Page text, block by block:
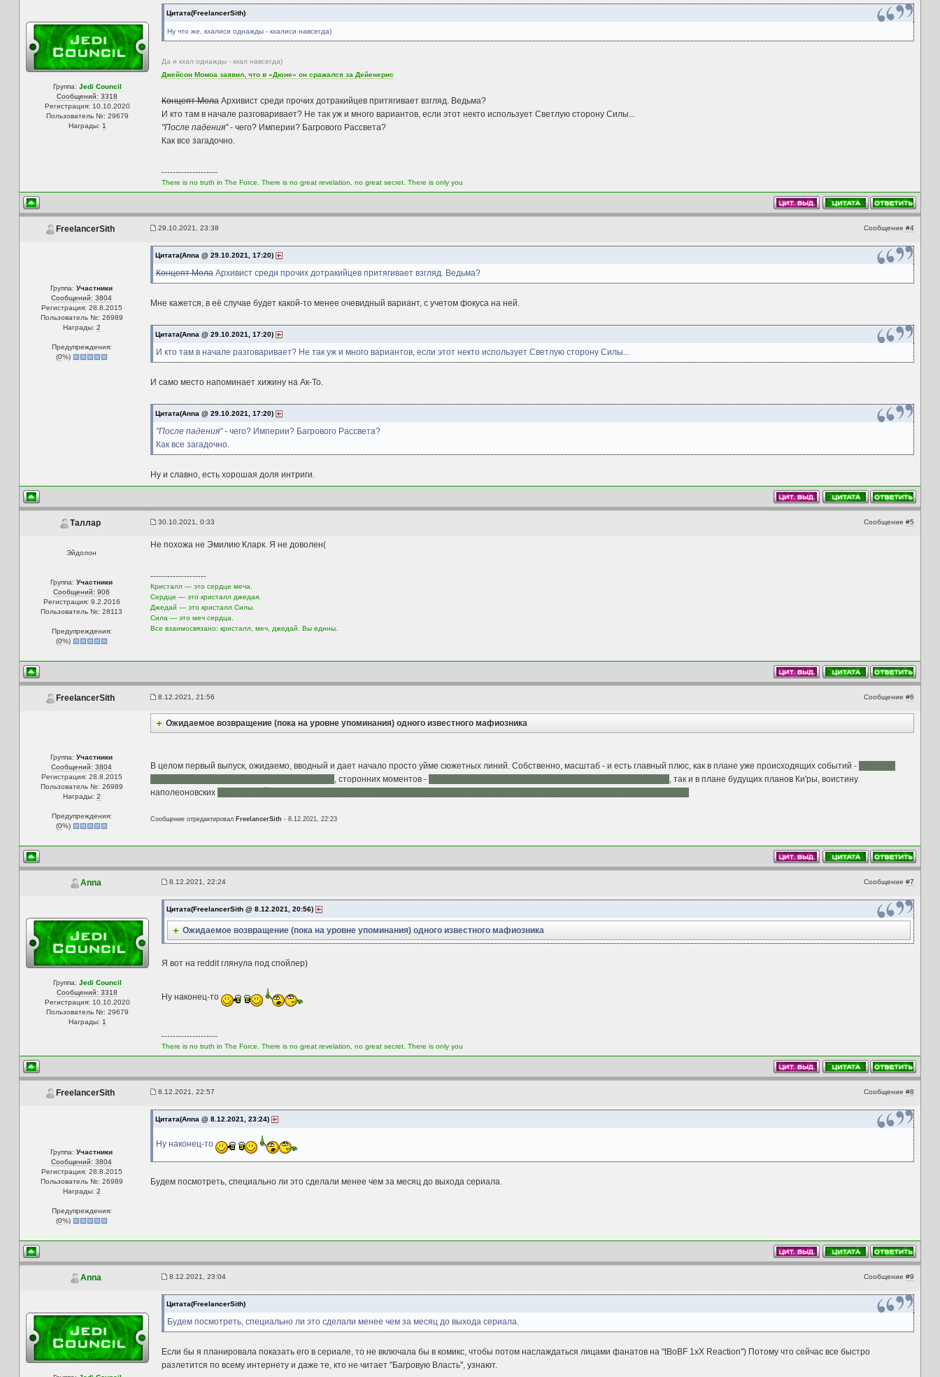
Группа: Jedi Council
Сообщений: 3318
Регистрация: 10.10.2020
Пользователь №: 29679
Награды: 1
Цитата(FreelancerSith)
Ну что же, кхалиси однажды - кхалиси навсегда)
Да и кхал однажды - кхал навсегда)
Джейсон Момоа заявил, что в «Дюне» он сражался за Дейенерис
Концепт МолаАрхивист среди прочих дотракийцев притягивает взгляд. Ведьма?
И кто там в начале разговаривает? Не так уж и много вариантов, если этот некто использует Светлую сторону Силы...
"После падения"- чего? Империи? Багрового Рассвета?
Как все загадочно.
--------------------
There is no truth in The Force. There is no great revelation, no great secret. There is only you
FreelancerSith 29.10.2021, 23:38 Сообщение #4
Группа:Участники
Сообщений: 3804
Регистрация: 28.8.2015
Пользователь №: 26989
Награды: 2
Предупреждения:
(0%)
Цитата(Anna @ 29.10.2021, 17:20)
Концепт МолаАрхивист среди прочих дотракийцев притягивает взгляд. Ведьма?
Мне кажется, в её случае будет какой-то менее очевидный вариант, с учетом фокуса на ней.
Цитата(Anna @ 29.10.2021, 17:20)
И кто там в начале разговаривает? Не так уж и много вариантов, если этот некто использует Светлую сторону Силы...
И само место напоминает хижину на Ак-То.
Цитата(Anna @ 29.10.2021, 17:20)
"После падения"- чего? Империи? Багрового Рассвета?
Как все загадочно.
Ну и славно, есть хорошая доля интриги.
Таллар 30.10.2021, 0:33 Сообщение #5
Эйдолон
Группа:Участники
Сообщений: 906
Регистрация: 9.2.2016
Пользователь №: 28113
Предупреждения:
(0%)
Не похожа не Эмилию Кларк. Я не доволен(
--------------------
Кристалл — это сердце меча.
Сердце — это кристалл джедая.
Джедай — это кристалл Силы.
Сила — это меч сердца.
Все взаимосвязано: кристалл, меч, джедай. Вы едины.
FreelancerSith 8.12.2021, 21:56 Сообщение #6
Группа:Участники
Сообщений: 3804
Регистрация: 28.8.2015
Пользователь №: 26989
Награды: 2
Предупреждения:
(0%)
Ожидаемое возвращение (пока на уровне упоминания) одного известного мафиозника
В целом первый выпуск, ожидаемо, вводный и дает начало просто уйме сюжетных линий. Собственно, масштаб - и есть главный плюс, как в плане уже происходящих событий -
, сторонних моментов -
, так и в плане будущих планов Ки'ры, воистину
наполеоновских
Сообщение отредактировал FreelancerSith - 8.12.2021, 22:23
Anna 8.12.2021, 22:24 Сообщение #7
Группа: Jedi Council
Сообщений: 3318
Регистрация: 10.10.2020
Пользователь №: 29679
Награды: 1
Цитата(FreelancerSith @ 8.12.2021, 20:56)
Ожидаемое возвращение (пока на уровне упоминания) одного известного мафиозника
Я вот на reddit глянула под спойлер)
Ну наконец-то
--------------------
There is no truth in The Force. There is no great revelation, no great secret. There is only you
FreelancerSith 8.12.2021, 22:57 Сообщение #8
Группа:Участники
Сообщений: 3804
Регистрация: 28.8.2015
Пользователь №: 26989
Награды: 2
Предупреждения:
(0%)
Цитата(Anna @ 8.12.2021, 23:24)
Ну наконец-то
Будем посмотреть, специально ли это сделали менее чем за месяц до выхода сериала.
Anna 8.12.2021, 23:04 Сообщение #9
Цитата(FreelancerSith)
Будем посмотреть, специально ли это сделали менее чем за месяц до выхода сериала.
Если бы я планировала показать его в сериале, то не включала бы в комикс, чтобы потом наслаждаться лицами фанатов на "tBoBF 1xX Reaction") Потому что сейчас все быстро
разлетится по всему интернету и даже те, кто не читает "Багровую Власть", узнают.